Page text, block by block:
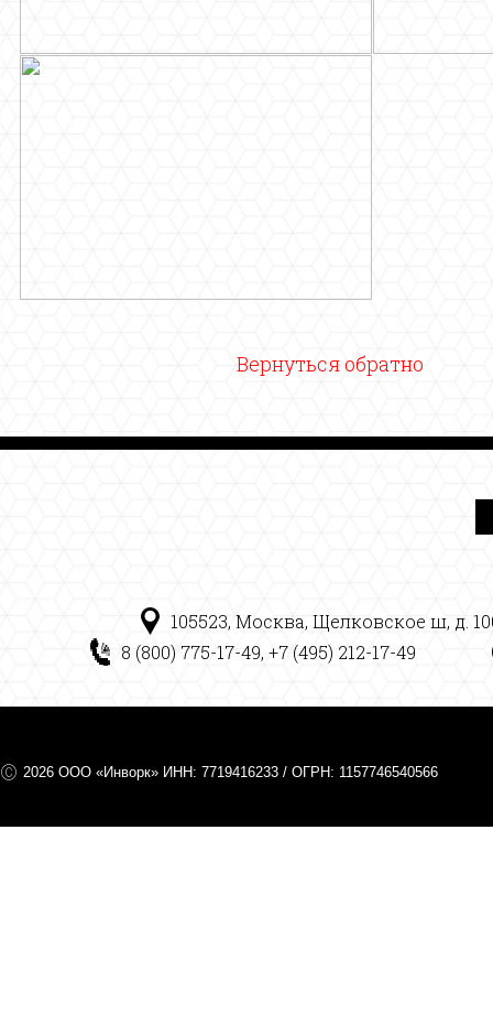
Вернуться обратно
105523, Москва, Щелковское ш, д.
8 (800) 775-17-49, +7 (495) 212-17-49
2026 ООО «Инворк» ИНН: 7719416233 / ОГРН: 1157746540566